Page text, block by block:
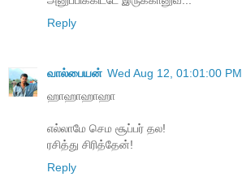
Reply
வால்பையன் Wed Aug 12, 01:01:00 PM
ஹாஹாஹாஹா
எல்லாமே செம சூப்பர் தல!
ரசித்து சிரித்தேன்!
Reply